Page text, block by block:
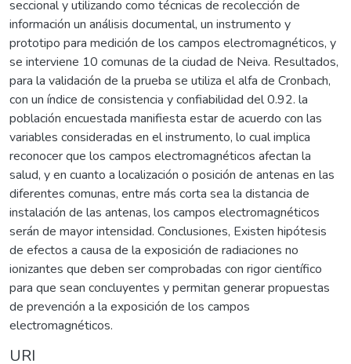
seccional y utilizando como técnicas de recolección de
información un análisis documental, un instrumento y
prototipo para medición de los campos electromagnéticos, y
se interviene 10 comunas de la ciudad de Neiva. Resultados,
para la validación de la prueba se utiliza el alfa de Cronbach,
con un índice de consistencia y confiabilidad del 0.92. la
población encuestada manifiesta estar de acuerdo con las
variables consideradas en el instrumento, lo cual implica
reconocer que los campos electromagnéticos afectan la
salud, y en cuanto a localización o posición de antenas en las
diferentes comunas, entre más corta sea la distancia de
instalación de las antenas, los campos electromagnéticos
serán de mayor intensidad. Conclusiones, Existen hipótesis
de efectos a causa de la exposición de radiaciones no
ionizantes que deben ser comprobadas con rigor científico
para que sean concluyentes y permitan generar propuestas
de prevención a la exposición de los campos
electromagnéticos.
URI